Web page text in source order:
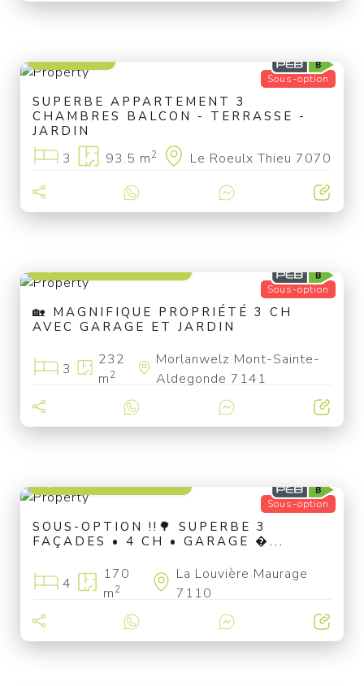
Sous-option
SUPERBE APPARTEMENT 3
CHAMBRES BALCON - TERRASSE -
JARDIN
3 93.5 m2 Le Roeulx Thieu 7070
Sous-option
🏡 MAGNIFIQUE PROPRIÉTÉ 3 CH
AVEC GARAGE ET JARDIN
3
232
m2
Morlanwelz Mont-Sainte-
Aldegonde 7141
Sous-option
SOUS-OPTION !!🌳 SUPERBE 3
FAÇADES • 4 CH • GARAGE �...
4
170
m2
La Louvière Maurage
7110